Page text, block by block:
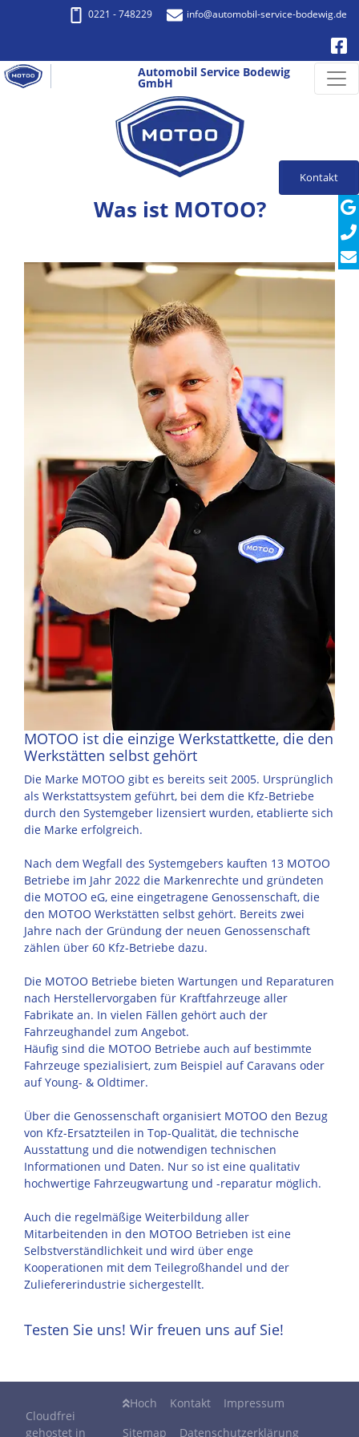
0221 - 748229 info@automobil-service-bodewig.de
Automobil Service Bodewig
GmbH
Was ist MOTOO?
MOTOO ist die einzige Werkstattkette, die den
Werkstätten selbst gehört
Die Marke MOTOO gibt es bereits seit 2005. Ursprünglich
als Werkstattsystem geführt, bei dem die Kfz-Betriebe
durch den Systemgeber lizensiert wurden, etablierte sich
die Marke erfolgreich.
Nach dem Wegfall des Systemgebers kauften 13 MOTOO
Betriebe im Jahr 2022 die Markenrechte und gründeten
die MOTOO eG, eine eingetragene Genossenschaft, die
den MOTOO Werkstätten selbst gehört. Bereits zwei
Jahre nach der Gründung der neuen Genossenschaft
zählen über 60 Kfz-Betriebe dazu.
Die MOTOO Betriebe bieten Wartungen und Reparaturen
nach Herstellervorgaben für Kraftfahrzeuge aller
Fabrikate an. In vielen Fällen gehört auch der
Fahrzeughandel zum Angebot.
Häufig sind die MOTOO Betriebe auch auf bestimmte
Fahrzeuge spezialisiert, zum Beispiel auf Caravans oder
auf Young- & Oldtimer.
Über die Genossenschaft organisiert MOTOO den Bezug
von Kfz-Ersatzteilen in Top-Qualität, die technische
Ausstattung und die notwendigen technischen
Informationen und Daten. Nur so ist eine qualitativ
hochwertige Fahrzeugwartung und -reparatur möglich.
Auch die regelmäßige Weiterbildung aller
Mitarbeitenden in den MOTOO Betrieben ist eine
Selbstverständlichkeit und wird über enge
Kooperationen mit dem Teilegroßhandel und der
Zuliefererindustrie sichergestellt.
Testen Sie uns! Wir freuen uns auf Sie!
Cloudfrei
gehostet in
Hoch Kontakt
Impressum
Sitemap
Datenschutzerklärung
Kontakt